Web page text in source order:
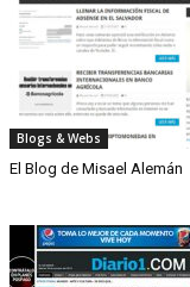
Blogs & Webs
El Blog de Misael Alemán